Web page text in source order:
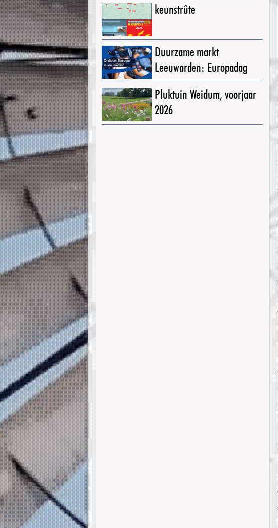
keunstrûte
Duurzame markt
Leeuwarden: Europadag
Pluktuin Weidum, voorjaar
2026